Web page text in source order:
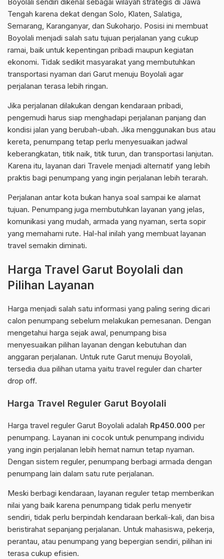
Boyolali sendiri dikenal sebagai wilayah strategis di Jawa
Tengah karena dekat dengan Solo, Klaten, Salatiga,
Semarang, Karanganyar, dan Sukoharjo. Posisi ini membuat
Boyolali menjadi salah satu tujuan perjalanan yang cukup
ramai, baik untuk kepentingan pribadi maupun kegiatan
ekonomi. Tidak sedikit masyarakat yang membutuhkan
transportasi nyaman dari Garut menuju Boyolali agar
perjalanan terasa lebih ringan.
Jika perjalanan dilakukan dengan kendaraan pribadi,
pengemudi harus siap menghadapi perjalanan panjang dan
kondisi jalan yang berubah-ubah. Jika menggunakan bus atau
kereta, penumpang tetap perlu menyesuaikan jadwal
keberangkatan, titik naik, titik turun, dan transportasi lanjutan.
Karena itu, layanan dari Travele menjadi alternatif yang lebih
praktis bagi penumpang yang ingin perjalanan lebih terarah.
Perjalanan antar kota bukan hanya soal sampai ke alamat
tujuan. Penumpang juga membutuhkan layanan yang jelas,
komunikasi yang mudah, armada yang nyaman, serta sopir
yang memahami rute. Hal-hal inilah yang membuat layanan
travel semakin diminati.
Harga Travel Garut Boyolali dan
Pilihan Layanan
Harga menjadi salah satu informasi yang paling sering dicari
calon penumpang sebelum melakukan pemesanan. Dengan
mengetahui harga sejak awal, penumpang bisa
menyesuaikan pilihan layanan dengan kebutuhan dan
anggaran perjalanan. Untuk rute Garut menuju Boyolali,
tersedia dua pilihan utama yaitu travel reguler dan charter
drop off.
Harga Travel Reguler Garut Boyolali
Harga travel reguler Garut Boyolali adalah Rp450.000 per
penumpang. Layanan ini cocok untuk penumpang individu
yang ingin perjalanan lebih hemat namun tetap nyaman.
Dengan sistem reguler, penumpang berbagi armada dengan
penumpang lain dalam satu rute perjalanan.
Meski berbagi kendaraan, layanan reguler tetap memberikan
nilai yang baik karena penumpang tidak perlu menyetir
sendiri, tidak perlu berpindah kendaraan berkali-kali, dan bisa
beristirahat sepanjang perjalanan. Untuk mahasiswa, pekerja,
perantau, atau penumpang yang bepergian sendiri, pilihan ini
terasa cukup efisien.